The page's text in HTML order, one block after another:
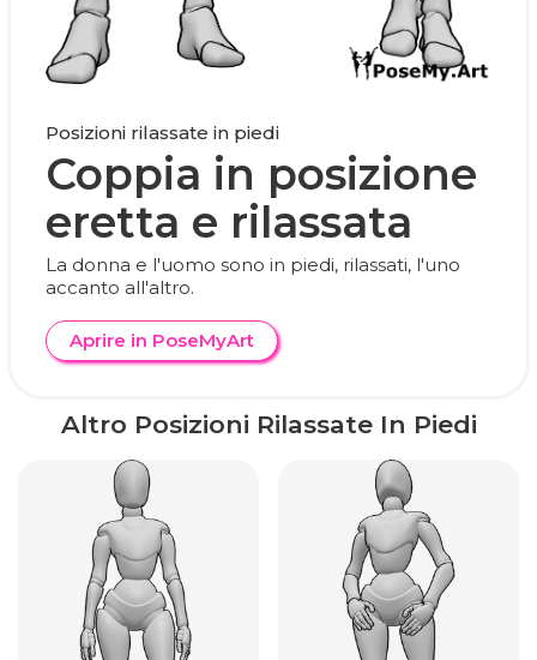
Posizioni rilassate in piedi
Coppia in posizione
eretta e rilassata
La donna e l'uomo sono in piedi, rilassati, l'uno
accanto all'altro.
Aprire in PoseMyArt
Altro Posizioni Rilassate In Piedi